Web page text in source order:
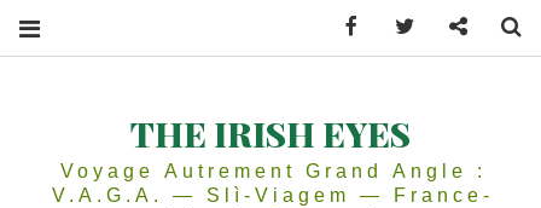
THE IRISH EYES
Voyage Autrement Grand Angle :
V.A.G.A. — Slì-Viagem — France-
Facebook Twitter